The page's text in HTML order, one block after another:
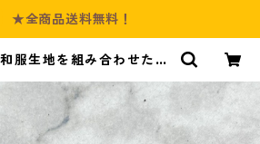
★全商品送料無料！
服生地を組み合わせたコ